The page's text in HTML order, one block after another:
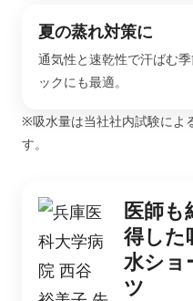
夏の蒸れ対策に
通気性と速乾性で汗ばむ
ックにも最適。
※吸水量は当社社内試験によ
す。
医師も
得した
水ショ
ツ